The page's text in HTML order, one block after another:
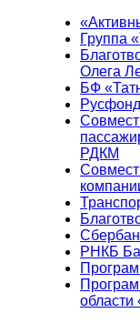
Группа
Олега
БФ
РДКМ
РНКБ
области